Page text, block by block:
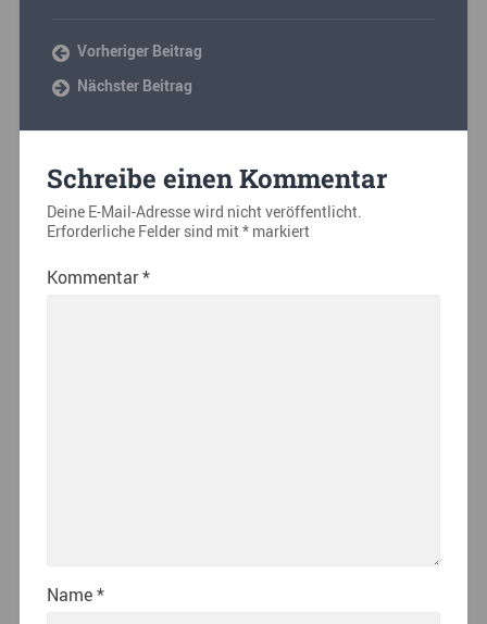
Vorheriger Beitrag
Nächster Beitrag
Schreibe einen Kommentar
Deine E-Mail-Adresse wird nicht veröffentlicht.
Erforderliche Felder sind mit*markiert
Kommentar*
Name*